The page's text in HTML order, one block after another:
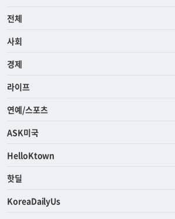
전체
사회
경제
라이프
연예/스포츠
ASK미국
HelloKtown
핫딜
KoreaDailyUs